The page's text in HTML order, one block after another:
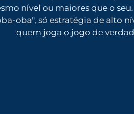
nível ou maiores que o
oba", só estratégia de alto
quem joga o jogo de